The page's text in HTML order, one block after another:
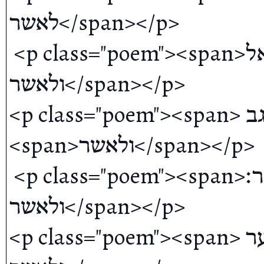
לאשר</span></p>
<p class="poem"><span>בבית אל</span><span>
ולאשר</span></p>
<p class="poem"><span> ברמות נגב</span>
<span>ולאשר</span></p>
<p class="poem"><span>ביתר׃ </span><span> <b>כח</b>
ולאשר</span></p>
<p class="poem"><span> בערער</span><span>